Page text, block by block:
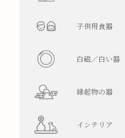
子供用食器
白磁／白い器
縁起物の器
インテリア